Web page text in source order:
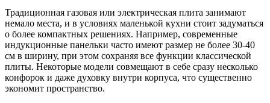
Традиционная газовая или электрическая плита занимают
немало места, и в условиях маленькой кухни стоит задуматься
о более компактных решениях. Например, современные
индукционные панельки часто имеют размер не более 30-40
см в ширину, при этом сохраняя все функции классической
плиты. Некоторые модели совмещают в себе сразу несколько
конфорок и даже духовку внутри корпуса, что существенно
экономит пространство.